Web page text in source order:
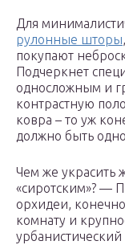
Для
рулонные шторы
покупают
Подчеркнет
односложным и
контрастную
ковра – то уж
должно быть
Чем же украсить
«сиротским»? —
орхидеи,
комнату и